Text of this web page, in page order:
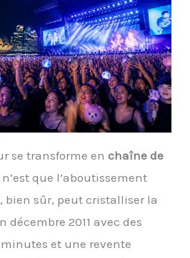
se transforme enchaîne de
que l’aboutissement
bien sûr, peut cristalliser la
décembre 2011 avec des
et une revente